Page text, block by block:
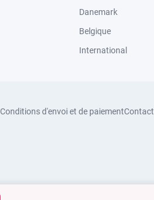
Danemark
Belgique
International
Conditions d'envoi et de paiementContact